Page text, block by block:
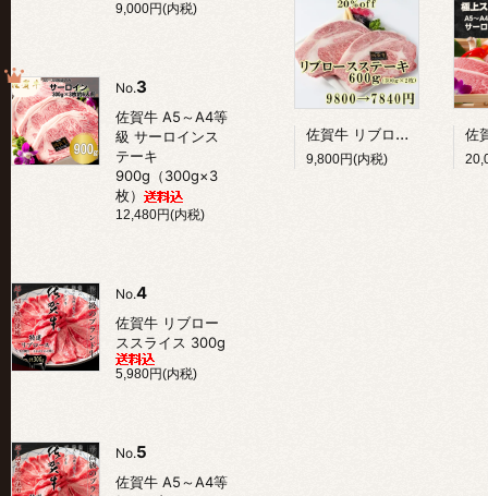
佐賀牛 リブロースステーキ 300g×2枚（600g）
9,800円(内税)
9,000円(内税)
No.3
佐賀牛 A5～A4等
級 サーロインス
テーキ
900g（300g×3
枚）
12,480円(内税)
No.4
佐賀牛 リブロー
ススライス 300g
5,980円(内税)
No.5
佐賀牛 A5～A4等